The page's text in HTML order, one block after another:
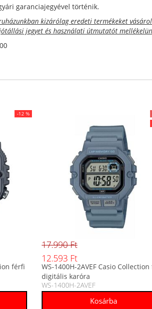
garanciajegyével történik.
kizárólag eredeti termékeket
jegyet és használati útmutatót
-12 %
férfi
17.990 Ft
12.593 Ft
WS-1400H-2AVEF Casio
digitális karóra
WS-1400H-2AVEF